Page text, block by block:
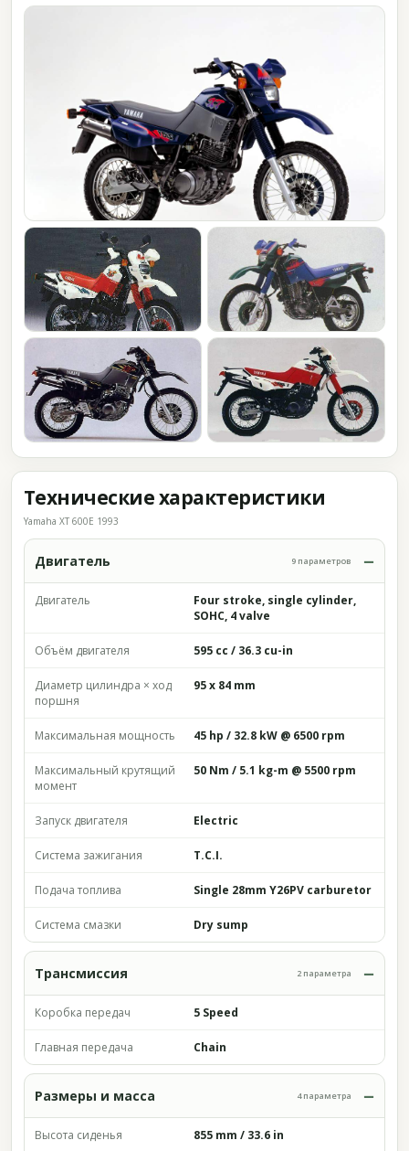
Технические характеристики
Yamaha XT 600E 1993
Двигатель 9 параметров
Двигатель
Four stroke, single cylinder,
SOHC, 4 valve
Объём двигателя 595 cc / 36.3 cu-in
Диаметр цилиндра × ход
поршня
95 x 84 mm
Максимальная мощность 45 hp / 32.8 kW @ 6500 rpm
Максимальный крутящий
момент
50 Nm / 5.1 kg-m @ 5500 rpm
Запуск двигателя Electric
Система зажигания T.C.I.
Подача топлива Single 28mm Y26PV carburetor
Система смазки Dry sump
Трансмиссия 2 параметра
Коробка передач 5 Speed
Главная передача Chain
Размеры и масса 4 параметра
Высота сиденья 855 mm / 33.6 in